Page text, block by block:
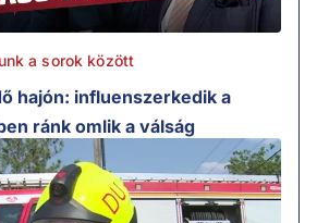
a sorok között
hajón: influenszerkedik a
ránk omlik a válság